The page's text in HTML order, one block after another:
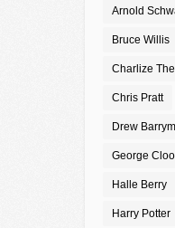
Arnold
Bruce Willis
Charlize
Chris Pratt
Drew
George
Halle Berry
Harry Potter